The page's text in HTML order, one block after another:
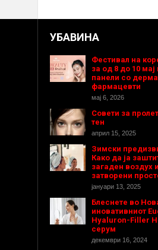
УБАВИНА
Фестивал на
за од 8 до 10
панели со
фармацевти
мај 6, 2026
Совети за
тен
април 15, 2025
Зимски
Како да ја
загаден воздух
затворени
јануари 13, 2025
Блеснете во
иновативниот
Hyaluron-Filler
серум
декември 16, 2024